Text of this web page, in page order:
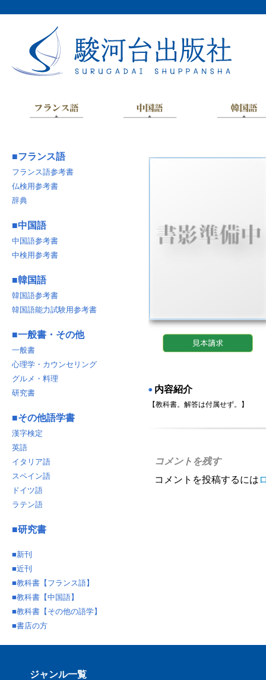
◉ 内容紹介
【教科書。解答は付属せず。】
コメントを残す
コメントを投稿するには
■フランス語
フランス語参考書
仏検用参考書
辞典
■中国語
中国語参考書
中検用参考書
■韓国語
韓国語参考書
韓国語能力試験用参考書
■一般書・その他
一般書
心理学・カウンセリング
グルメ・料理
研究書
■その他語学書
漢字検定
英語
イタリア語
スペイン語
ドイツ語
ラテン語
■研究書
■新刊
■近刊
■教科書【フランス語】
■教科書【中国語】
■教科書【その他の語学】
■書店の方
ジャンル一覧